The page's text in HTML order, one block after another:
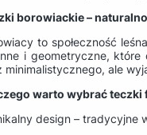
borowiackie –
to społeczność
i geometryczne, które
minimalistycznego, ale
warto wybrać teczki
design – tradycyjne